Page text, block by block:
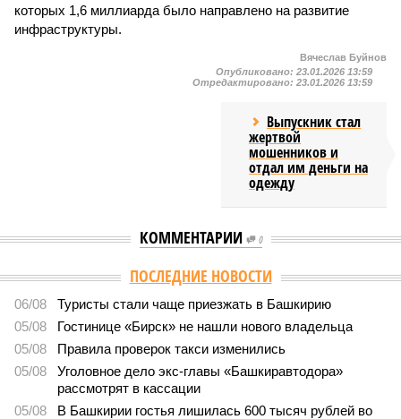
которых 1,6 миллиарда было направлено на развитие
инфраструктуры.
Вячеслав Буйнов
Опубликовано: 23.01.2026 13:59
Отредактировано: 23.01.2026 13:59
Выпускник стал
жертвой
мошенников и
отдал им деньги на
одежду
КОММЕНТАРИИ 0
ПОСЛЕДНИЕ НОВОСТИ
06/08
Туристы стали чаще приезжать в Башкирию
05/08
Гостинице «Бирск» не нашли нового владельца
05/08
Правила проверок такси изменились
05/08
Уголовное дело экс-главы «Башкиравтодора»
рассмотрят в кассации
05/08
В Башкирии гостья лишилась 600 тысяч рублей во